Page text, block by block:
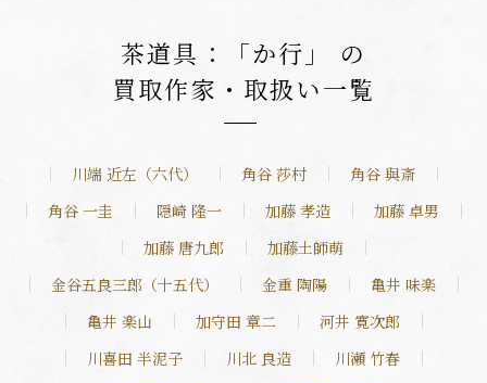
茶道具：「か行」 の
買取作家・取扱い一覧
川端 近左（六代） 角谷 莎村
角谷 與斎
角谷 一圭
隠崎 隆一 加藤 孝造
加藤 卓男
加藤 唐九郎
加藤土師萌
金谷五良三郎（十五代）
金重 陶陽
亀井 味楽
亀井 楽山
加守田 章二
河井 寛次郎
川喜田 半泥子
川北 良造
川瀬 竹春